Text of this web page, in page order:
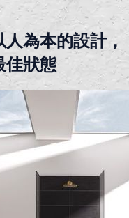
為本的設計，
佳狀態